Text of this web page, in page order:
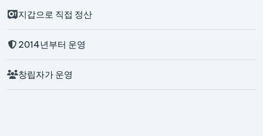
지갑으로 직접 정산
2014년부터 운영
창립자가 운영